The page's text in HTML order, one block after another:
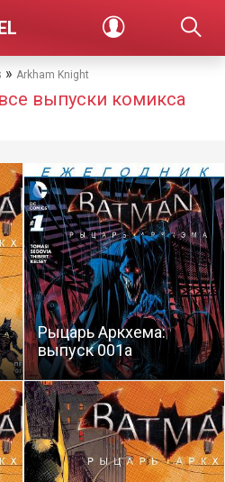
» Arkham Knight
выпуски комикса
Рыцарь Аркхема:
выпуск 001a